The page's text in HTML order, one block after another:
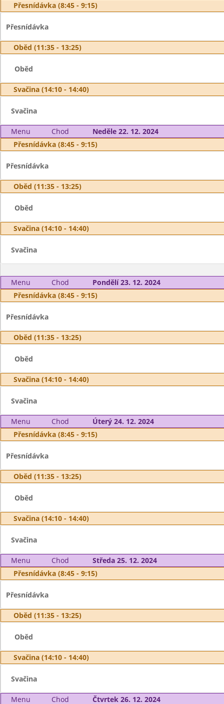
Přesnídávka (8:45 - 9:15)
Přesnídávka
Oběd (11:35 - 13:25)
Oběd
Svačina (14:10 - 14:40)
Svačina
Menu Chod
Neděle 22. 12. 2024
Přesnídávka (8:45 - 9:15)
Přesnídávka
Oběd (11:35 - 13:25)
Oběd
Svačina (14:10 - 14:40)
Svačina
Menu Chod
Pondělí 23. 12. 2024
Přesnídávka (8:45 - 9:15)
Přesnídávka
Oběd (11:35 - 13:25)
Oběd
Svačina (14:10 - 14:40)
Svačina
Menu Chod
Úterý 24. 12. 2024
Přesnídávka (8:45 - 9:15)
Přesnídávka
Oběd (11:35 - 13:25)
Oběd
Svačina (14:10 - 14:40)
Svačina
Menu Chod
Středa 25. 12. 2024
Přesnídávka (8:45 - 9:15)
Přesnídávka
Oběd (11:35 - 13:25)
Oběd
Svačina (14:10 - 14:40)
Svačina
Menu Chod Čtvrtek 26. 12. 2024